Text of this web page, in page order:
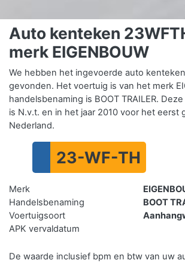
Auto kenteken
merk EIGENBOUW
We hebben het ingevoerde auto
gevonden. Het voertuig is van het merk
handelsbenaming is BOOT TRAILER.
is N.v.t. en in het jaar 2010 voor het eerst
Nederland.
23-WF-TH
Merk
Handelsbenaming
BOOT
Voertuigsoort
APK vervaldatum
De waarde inclusief bpm en btw van uw